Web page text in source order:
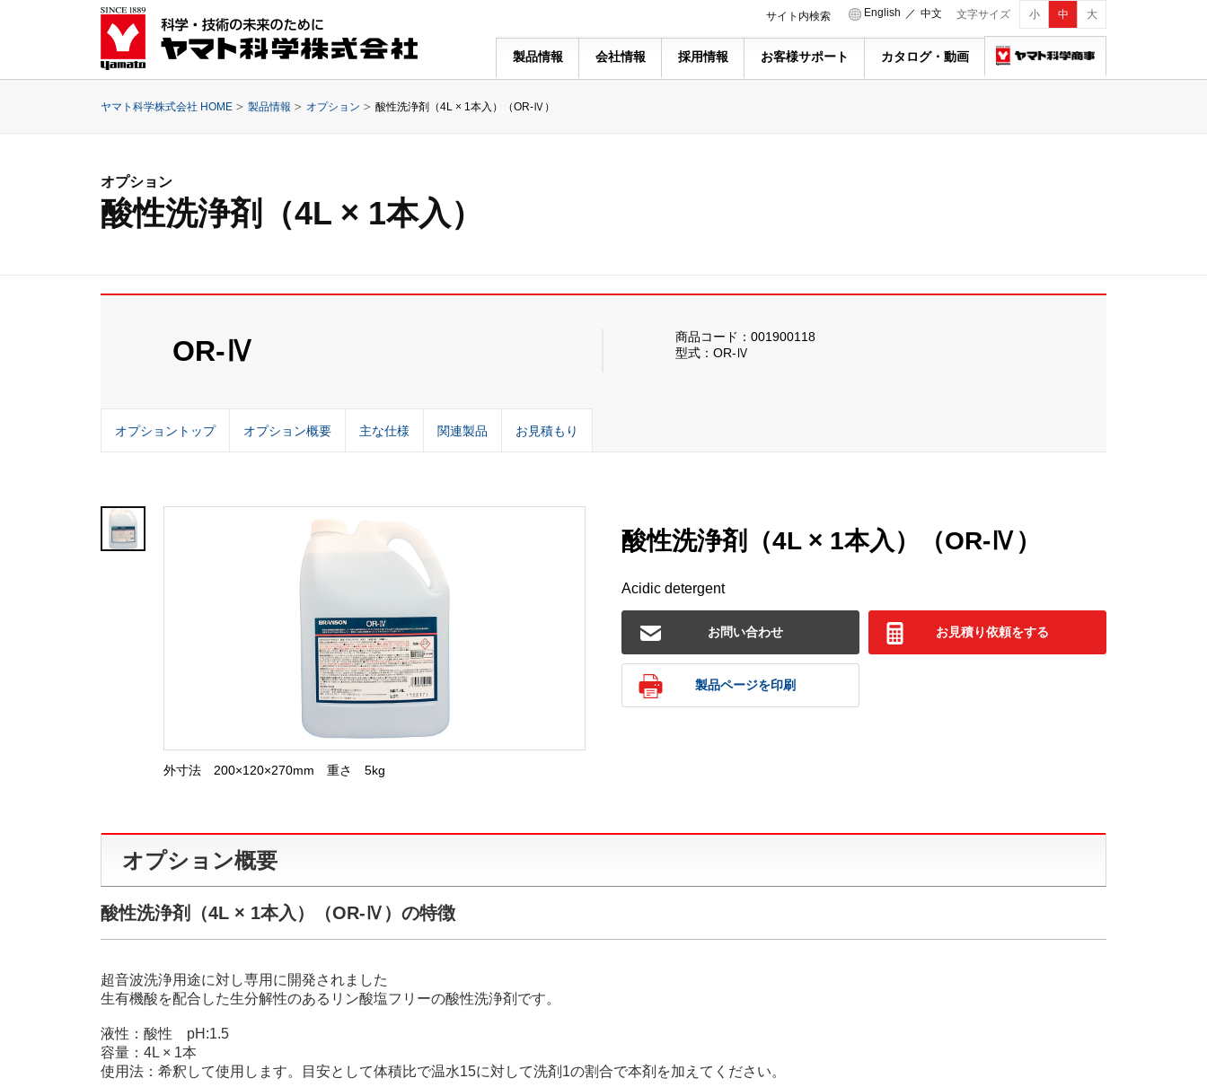
文字サイズ 小 中 大
English ／ 中文
サイト内検索
製品情報 会社情報 採用情報 お客様サポート カタログ・動画
ヤマト科学株式会社 HOME 製品情報 オプション 酸性洗浄剤（4L × 1本入）（OR-Ⅳ）
オプション
酸性洗浄剤（4L × 1本入）
OR-Ⅳ
商品コード：001900118
型式：OR-Ⅳ
オプショントップ オプション概要 主な仕様 関連製品 お見積もり
外寸法 200×120×270mm 重さ 5kg
酸性洗浄剤（4L × 1本入）（OR-Ⅳ）
Acidic detergent
お問い合わせ お見積り依頼をする
製品ページを印刷
オプション概要
酸性洗浄剤（4L × 1本入）（OR-Ⅳ）の特徴
超音波洗浄用途に対し専用に開発されました
生有機酸を配合した生分解性のあるリン酸塩フリーの酸性洗浄剤です。
液性：酸性 pH:1.5
容量：4L × 1本
使用法：希釈して使用します。目安として体積比で温水15に対して洗剤1の割合で本剤を加えてください。